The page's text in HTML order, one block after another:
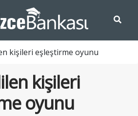
kişileri eşleştirme oyunu
kişileri
oyunu